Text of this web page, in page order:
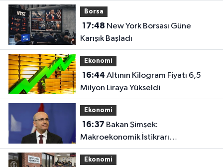
Borsa
17:48
Karışık Başladı
Ekonomi
16:44
Milyon Liraya Yükseldi
Ekonomi
16:37
Makroekonomik İstikrarı
Güçlendiren Politikaları
Sürdüreceğiz
Ekonomi